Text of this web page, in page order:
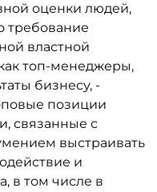
оценки людей,
требование
властной
топ-менеджеры,
бизнесу, -
позиции
связанные с
выстраивать
и
в том числе в